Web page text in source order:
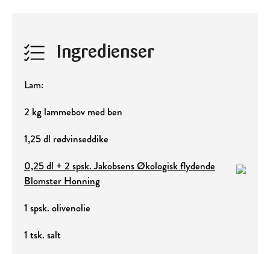
Ingredienser
Lam:
2 kg lammebov med ben
1,25 dl rødvinseddike
0,25 dl + 2 spsk. Jakobsens Økologisk flydende
Blomster Honning
1 spsk. olivenolie
1 tsk. salt